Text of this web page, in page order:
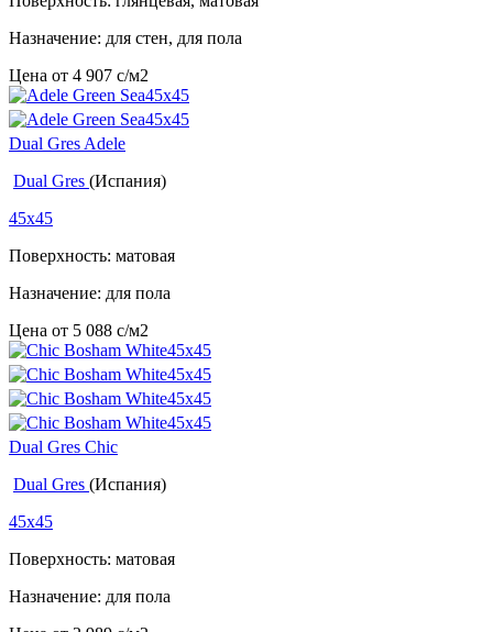
Назначение: для стен, для пола
Цена от 4 907 c/м2
Dual Gres Adele
Dual Gres (Испания)
45x45
Поверхность: матовая
Назначение: для пола
Цена от 5 088 c/м2
Dual Gres Chic
Dual Gres (Испания)
45x45
Поверхность: матовая
Назначение: для пола